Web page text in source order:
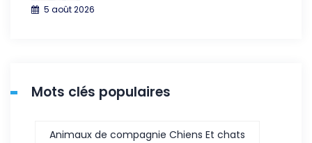
5 août 2026
Mots clés populaires
Animaux de compagnie Chiens Et chats